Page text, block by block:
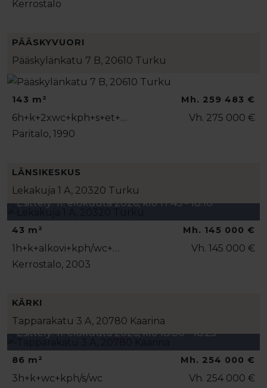
Kerrostalo
PÄÄSKYVUORI
Pääskylänkatu 7 B, 20610 Turku
143 m²
6h+k+2xwc+kph+s+et+…
Paritalo, 1990
Mh. 259 483 €
Vh. 275 000 €
LÄNSIKESKUS
Lekakuja 1 A, 20320 Turku
Esittely: 11. elokuuta 2026, klo 17:45 - 18:10
43 m²
1h+k+alkovi+kph/wc+…
Kerrostalo, 2003
Mh. 145 000 €
Vh. 145 000 €
KÄRKI
Tapparakatu 3 A, 20780 Kaarina
Esittely: 11. elokuuta 2026, klo 18:00 - 18:25
86 m²
3h+k+wc+kph/s/wc
Mh. 254 000 €
Vh. 254 000 €